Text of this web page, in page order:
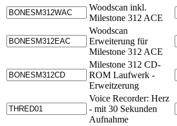
Woodscan inkl.
Milestone 312 ACE
Woodscan
Erweiterung für
Milestone 312 ACE
Milestone 312 CD-
ROM Laufwerk -
Erweitzerung
Voice Recorder: Herz
- mit 30 Sekunden
Aufnahme